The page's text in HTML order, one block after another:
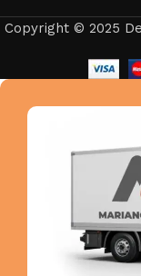
Copyright © 2025